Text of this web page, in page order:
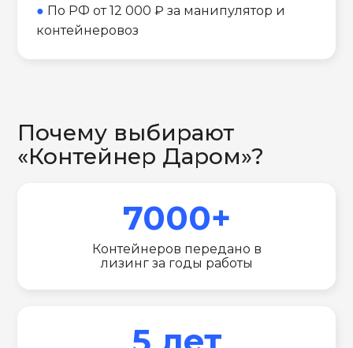
● По РФ от 12 000 ₽ за манипулятор и
контейнеровоз
Почему выбирают
«Контейнер Даром»?
7000+
Контейнеров передано в
лизинг за годы работы